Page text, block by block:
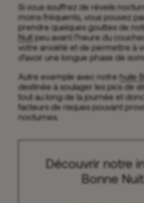
Si vous souffrez de réveils
moins fréquents, vous pouvez
prendre quelques gouttes de
Nuitpeu avant l’heure du
votre anxiété et de permettre à
d’avoir une longue phase de
Autre exemple avec notre huile
destinée à soulager les pics de
tout au long de la journée et
facteurs de risques pouvant
nocturnes.
Découvrir notre
Bonne Nuit